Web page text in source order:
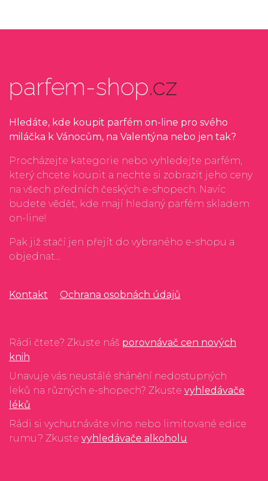
parfem-shop.cz
Hledáte, kde koupit parfém on-line pro svého
miláčka k Vánocům, na Valentýna nebo jen tak?
Procházejte kategorie nebo vyhledejte parfém,
který chcete koupit a nechte si zobrazit jeho ceny
na všech předních českých e-shopech. Navíc
budete vědět, kde mají hledaný parfém skladem
on-line!
Pak již stačí jen přejít do vybraného e-shopu a
objednat...
Kontakt Ochrana osobnách údajů
Rádi čtete? Zkuste náš porovnávač cen nových
knih
Unavuje vás neustálé shánění nedostupných
leků na různých e-shopech? Zkuste vyhledávače
léků
Rádi si vychutnáváte víno nebo limitované edice
rumu? Zkuste vyhledávače alkoholu